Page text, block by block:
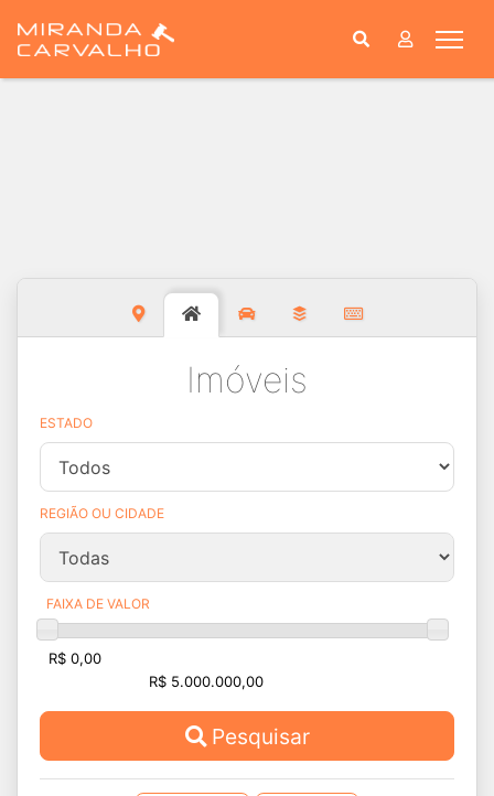
Imóveis
ESTADO
REGIÃO OU CIDADE
FAIXA DE VALOR
Pesquisar